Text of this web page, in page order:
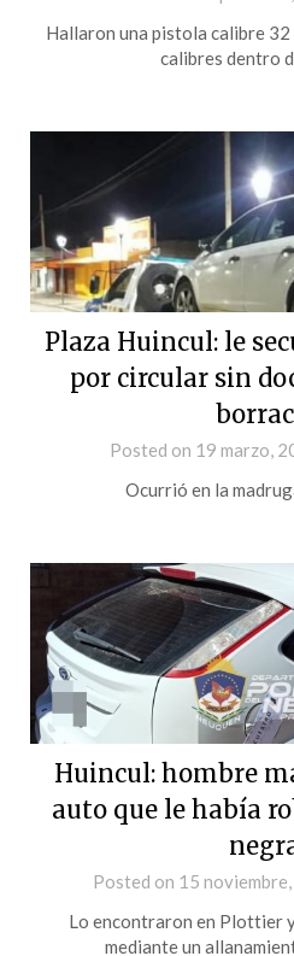
Hallaron una pistola calibre
calibres dentro
Plaza Huincul: le
por circular sin
Posted on 19 marzo,
Ocurrió en la
Huincul: hombre
auto que le había
Posted on 15
Lo encontraron en Plottier
mediante un